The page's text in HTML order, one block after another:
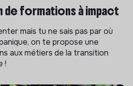
formations à impact
mais tu ne sais pas par où
on te propose une
aux métiers de la transition
!